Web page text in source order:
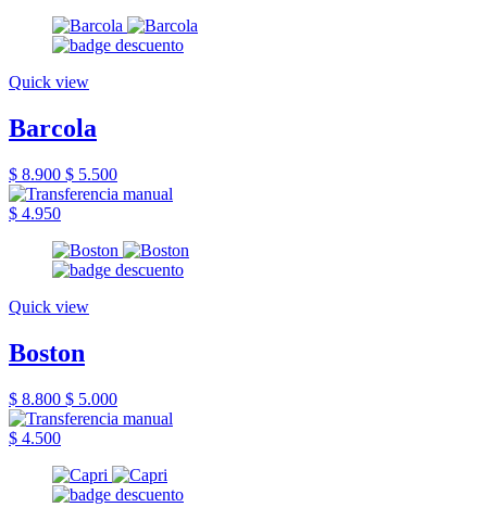
Quick view
Barcola
$ 8.900 $ 5.500
$ 4.950
Quick view
Boston
$ 8.800 $ 5.000
$ 4.500